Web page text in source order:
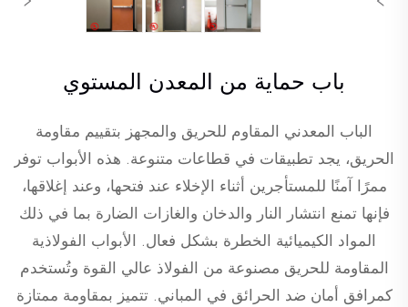
باب حماية من المعدن المستوي
الباب المعدني المقاوم للحريق والمجهز بتقييم مقاومة
الحريق، يجد تطبيقات في قطاعات متنوعة. هذه الأبواب توفر
ممرًا آمنًا للمستأجرين أثناء الإخلاء عند فتحها، وعند إغلاقها،
فإنها تمنع انتشار النار والدخان والغازات الضارة بما في ذلك
المواد الكيميائية الخطرة بشكل فعال. الأبواب الفولاذية
المقاومة للحريق مصنوعة من الفولاذ عالي القوة وتُستخدم
كمرافق أمان ضد الحرائق في المباني. تتميز بمقاومة ممتازة